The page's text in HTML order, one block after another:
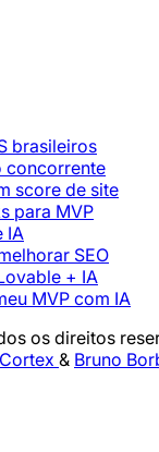
brasileiros
concorrente
score de site
para MVP
IA
SEO
+ IA
MVP com IA
os direitos
& Bruno